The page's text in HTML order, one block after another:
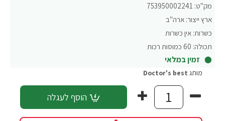
מק"ט: 753950002241
ארץ ייצור: ארה"ב
כשרות: אין כשרות
תכולה: 60 כמוסות רכות
זמין במלאי
מותג Doctor's best
הוסף לעגלה